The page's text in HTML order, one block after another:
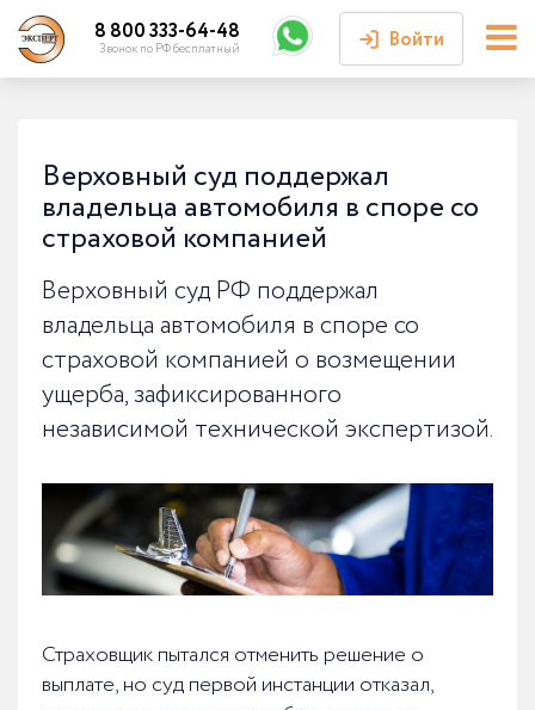
Войти
Личный кабинет
8 800 333-64-48
Звонок по РФ бесплатный
Верховный суд поддержал
владельца автомобиля в споре со
страховой компанией
Верховный суд РФ поддержал
владельца автомобиля в споре со
страховой компанией о возмещении
ущерба, зафиксированного
независимой технической экспертизой.
Страховщик пытался отменить решение о
выплате, но суд первой инстанции отказал,